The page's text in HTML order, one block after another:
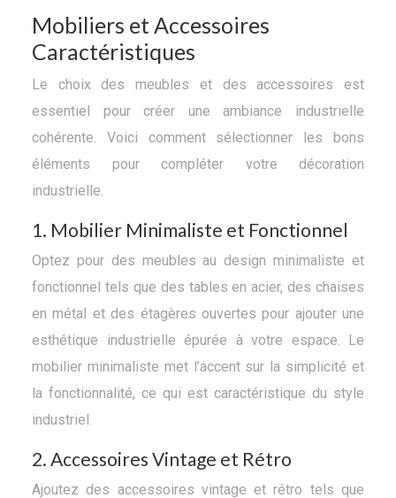
Mobiliers et Accessoires
Caractéristiques
Le choix des meubles et des accessoires est
essentiel pour créer une ambiance industrielle
cohérente. Voici comment sélectionner les bons
éléments pour compléter votre décoration
industrielle.
1. Mobilier Minimaliste et Fonctionnel
Optez pour des meubles au design minimaliste et
fonctionnel tels que des tables en acier, des chaises
en métal et des étagères ouvertes pour ajouter une
esthétique industrielle épurée à votre espace. Le
mobilier minimaliste met l’accent sur la simplicité et
la fonctionnalité, ce qui est caractéristique du style
industriel.
2. Accessoires Vintage et Rétro
Ajoutez des accessoires vintage et rétro tels que